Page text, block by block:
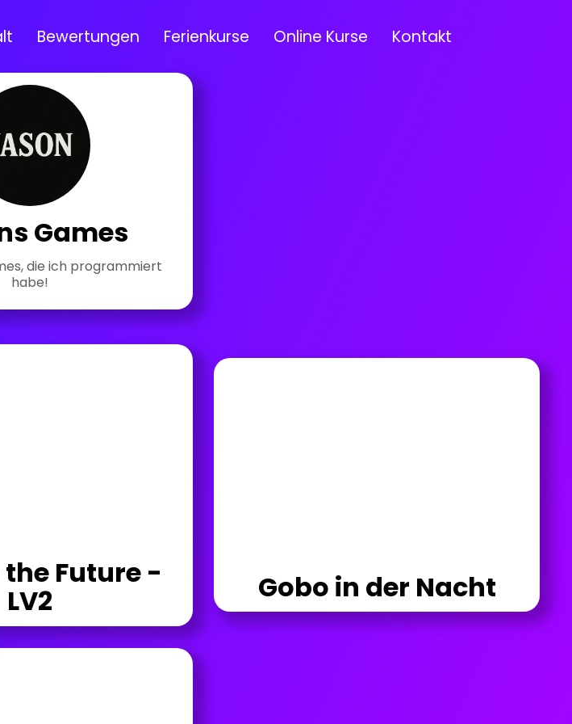
Games
die ich programmiert
habe!
the Future -
LV2 Gobo in der Nacht
Bewertungen Ferienkurse Online Kurse Kontakt